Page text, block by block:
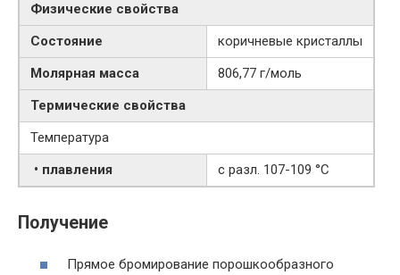
Физические свойства
Состояние
коричневые кристаллы
Молярная масса
806,77 г/моль
Термические свойства
Температура
• плавления
с разл. 107-109 °C
Получение
Прямое бромирование порошкообразного